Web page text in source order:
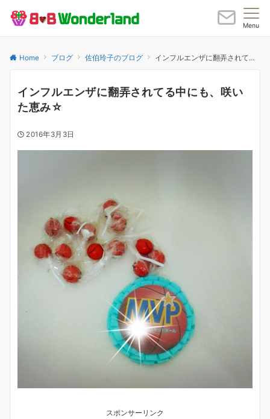
Menu
Home ブログ 佐伯玲子のブログ インフルエンザに翻弄されてる中にも、咲いた恵み☆
インフルエンザに翻弄されてる中にも、咲い
た恵み☆
2016年3月3日
スポンサーリンク